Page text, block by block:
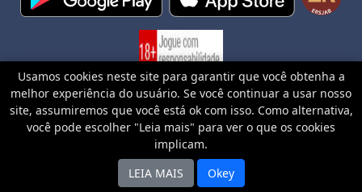
18+ | Jogue com responsabilidade | Conteúdo Comercial | Aplicam-se os Termos e Condições | Ministério da Fazenda adverte: Aposta
não é investimento
Publicidade
Usamos cookies neste site para garantir que você obtenha a
melhor experiência do usuário. Se você continuar a usar nosso
site, assumiremos que você está ok com isso. Como alternativa,
você pode escolher "Leia mais" para ver o que os cookies
implicam.
LEIA MAIS
Okey